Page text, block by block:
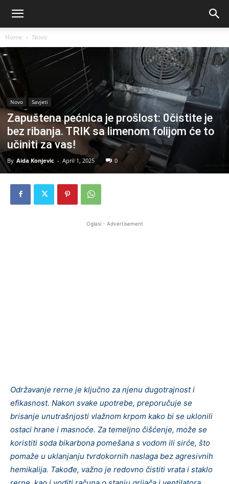
Home Novo
Novo Savjeti
Zapuštena pećnica je prošlost: 0čistite je
bez ribanja. TRIK sa limenom folijom će to
učiniti za vas!
By Aida Konjevic - April 1, 2025 0
Oglasi - Advertisement
Održavanje rerne je ključno za njenu dugotrajnost i
efikasnost. Nakon svake upotrebe, preporučuje se
brisanje unutrašnjosti vlažnom krpom kako bi se uklonili
ostaci hrane i masnoće. Za temeljno čišćenje, može se
koristiti soda bikarbona pomešana s vodom ili sirće, što
pomaže u uklanjanju tvrdokornih naslaga bez agresivnih
hemikalija. Takođe, važno je redovno čistiti vrata i staklo